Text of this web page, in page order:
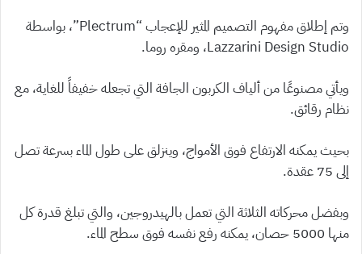
وتم إطلاق مفهوم التصميم المثير للإعجاب “Plectrum”، بواسطة
Lazzarini Design Studio، ومقره روما.
ويأتي مصنوعًا من ألياف الكربون الجافة التي تجعله خفيفاً للغاية، مع
نظام رقائق.
بحيث يمكنه الارتفاع فوق الأمواج، وينزلق على طول الماء بسرعة تصل
إلى 75 عقدة.
وبفضل محركاته الثلاثة التي تعمل بالهيدروجين، والتي تبلغ قدرة كل
منها 5000 حصان، يمكنه رفع نفسه فوق سطح الماء.